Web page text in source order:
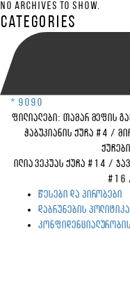
No archives to show.
Categories
* 9090
ფილიალები: თამარ მეფის
ჭაბუკიანის ქუჩა #4 /
ილია ვეკუას ქუჩა #14 /
#16
წესები და პირობები
დაბრუნების პოლიტიკა